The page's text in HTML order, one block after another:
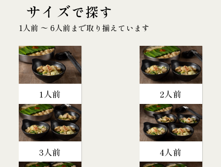
サイズで探す
1人前 〜 6人前まで取り揃えています
1人前 2人前
3人前 4人前